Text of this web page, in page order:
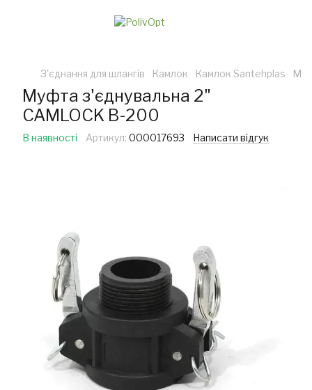
З'єднання для шлангів Камлок Камлок Santehplas
Муфта з'єднувальна 2"
CAMLOCK В-200
В наявності Артикул: 000017693 Написати відгук